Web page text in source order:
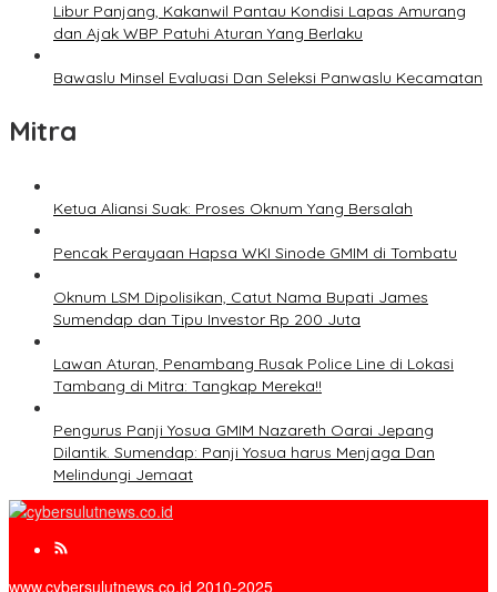
Libur Panjang, Kakanwil Pantau Kondisi Lapas Amurang
dan Ajak WBP Patuhi Aturan Yang Berlaku
Bawaslu Minsel Evaluasi Dan Seleksi Panwaslu Kecamatan
Mitra
Ketua Aliansi Suak: Proses Oknum Yang Bersalah
Pencak Perayaan Hapsa WKI Sinode GMIM di Tombatu
Oknum LSM Dipolisikan, Catut Nama Bupati James
Sumendap dan Tipu Investor Rp 200 Juta
Lawan Aturan, Penambang Rusak Police Line di Lokasi
Tambang di Mitra: Tangkap Mereka!!
Pengurus Panji Yosua GMIM Nazareth Oarai Jepang
Dilantik. Sumendap: Panji Yosua harus Menjaga Dan
Melindungi Jemaat
www.cybersulutnews.co.id 2010-2025